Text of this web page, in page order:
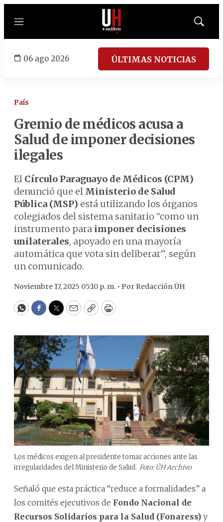
Menú
Mostrar
06 ago 2026 ÚLTIMAS NOTICIAS
País
Gremio de médicos acusa a
Salud de imponer decisiones
ilegales
El Círculo Paraguayo de Médicos (CPM)
denunció que el Ministerio de Salud
Pública (MSP) está utilizando los órganos
colegiados del sistema sanitario “como un
instrumento para imponer decisiones
unilaterales, apoyado en una mayoría
automática que vota sin deliberar”, según
un comunicado.
Noviembre 17, 2025 05:10 p. m. • Por Redacción ÚH
WhatsApp
Facebook
Twitter
EmailCopyPrint
Los médicos exigen al presidente tomar acciones ante las
irregularidades del Ministerio de Salud. Foto: ÚH Archivo
Señaló que esta práctica “reduce a formalidades” a
los comités ejecutivos de Fondo Nacional de
Recursos Solidarios para la Salud (Fonaress) y